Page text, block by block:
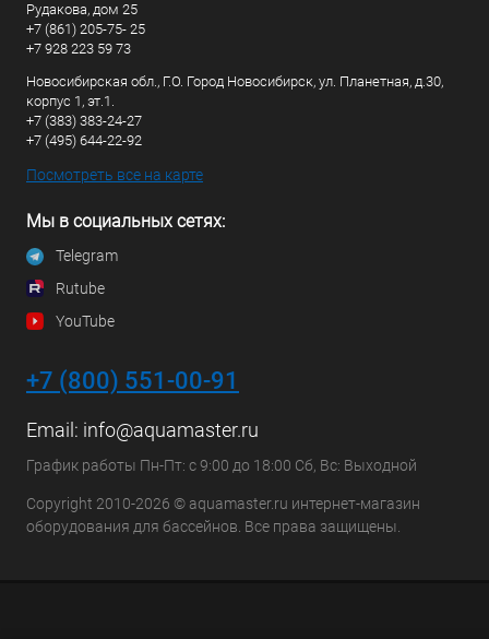
Рудакова, дом 25
+7 (861) 205-75- 25
+7 928 223 59 73
Новосибирская обл., Г.О. Город Новосибирск, ул. Планетная, д.30,
корпус 1, эт.1.
+7 (383) 383-24-27
+7 (495) 644-22-92
Посмотреть все на карте
Мы в социальных сетях:
Telegram
Rutube
YouTube
+7 (800) 551-00-91
Email: info@aquamaster.ru
График работы Пн-Пт: с 9:00 до 18:00 Сб, Вс: Выходной
Copyright 2010-2026 © aquamaster.ru интернет-магазин
оборудования для бассейнов. Все права защищены.